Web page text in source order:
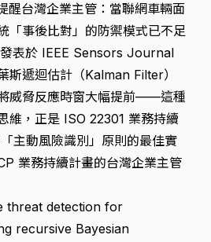
醒台灣企業主管：當聯網車輛面
「事後比對」的防禦模式已不足
表於 IEEE Sensors Journal
斯遞迴估計（Kalman Filter）
威脅反應時窗大幅提前——這種
維，正是 ISO 22301 業務持續
主動風險識別」原則的最佳實
業務持續計畫的台灣企業主管
threat detection for
recursive Bayesian